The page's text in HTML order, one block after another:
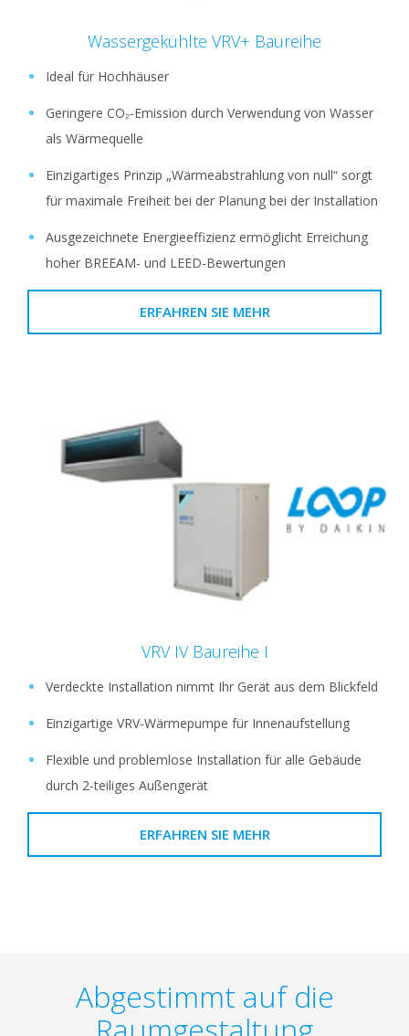
Wassergekühlte VRV+ Baureihe
Ideal für Hochhäuser
Geringere CO₂-Emission durch Verwendung von Wasser
als Wärmequelle
Einzigartiges Prinzip „Wärmeabstrahlung von null“ sorgt
für maximale Freiheit bei der Planung bei der Installation
Ausgezeichnete Energieeffizienz ermöglicht Erreichung
hoher BREEAM- und LEED-Bewertungen
ERFAHREN SIE MEHR
VRV IV Baureihe I
Verdeckte Installation nimmt Ihr Gerät aus dem Blickfeld
Einzigartige VRV-Wärmepumpe für Innenaufstellung
Flexible und problemlose Installation für alle Gebäude
durch 2-teiliges Außengerät
ERFAHREN SIE MEHR
Abgestimmt auf die